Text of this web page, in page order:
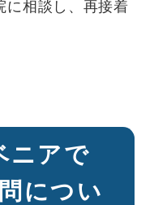
に相談し、再接着
ニアで
につい